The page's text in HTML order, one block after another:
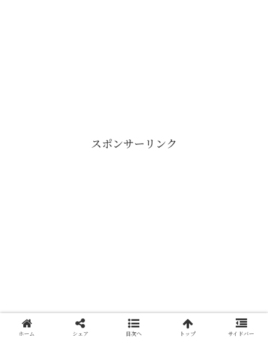
スポンサーリンク
ホーム シェア 目次へ トップ サイドバー